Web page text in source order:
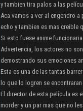
y tambien tira palos a las
Aca vamos a ver al engendro
echo y tambien es mas
Si esto fuese anime
Advertencia, los actores no
demostrando sus emociones
Esta es una de las tantas
lo que lo logren se
El director de esta película es
morder y un par mas que no